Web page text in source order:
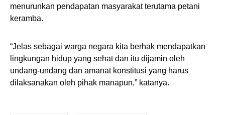
menurunkan pendapatan masyarakat terutama petani
keramba.
“Jelas sebagai warga negara kita berhak mendapatkan
lingkungan hidup yang sehat dan itu dijamin oleh
undang-undang dan amanat konstitusi yang harus
dilaksanakan oleh pihak manapun,” katanya.